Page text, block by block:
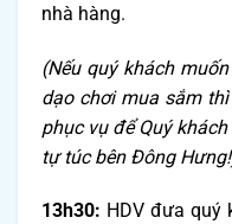
nhà hàng.
(Nếu quý khách
dạo chơi mua sắm
phục vụ để Quý
tự túc bên Đông
13h30: HDV đưa quý